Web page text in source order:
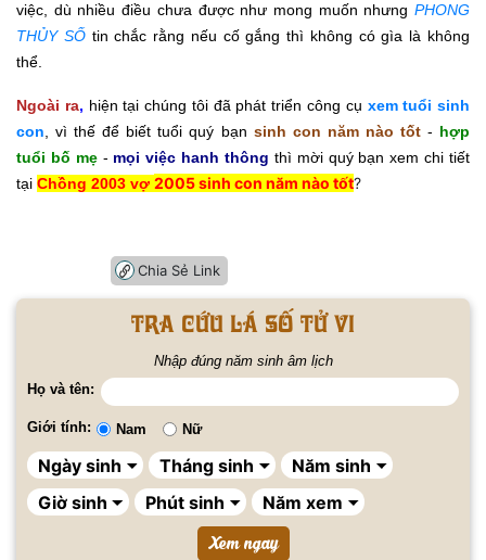
việc, dù nhiều điều chưa được như mong muốn nhưng PHONG
THỦY SỐtin chắc rằng nếu cố gắng thì không có gìa là không
thể.
Ngoài ra, hiện tại chúng tôi đã phát triển công cụ xem tuổi sinh
con, vì thế để biết tuổi quý bạn sinh con năm nào tốt- hợp
tuổi bố mẹ- mọi việc hanh thông thì mời quý bạn xem chi tiết
tại Chồng 2003 vợ 2005 sinh con năm nào tốt?
Chia Sẻ Link
Tra cứu lá số tử vi
Nhập đúng năm sinh âm lịch
Họ và tên:
Giới tính: Nam Nữ